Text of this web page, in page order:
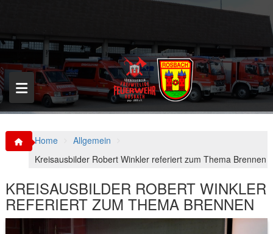
p
o
c
o
n
t
Home
Allgemein
Kreisausbilder Robert Winkler referiert zum Thema Brennen
KREISAUSBILDER ROBERT WINKLER
REFERIERT ZUM THEMA BRENNEN